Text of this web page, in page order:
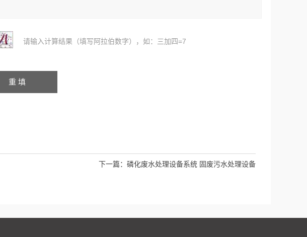
请输入计算结果（填写阿拉伯数字），如：三加四=7
下一篇： 磷化废水处理设备系统 固废污水处理设备